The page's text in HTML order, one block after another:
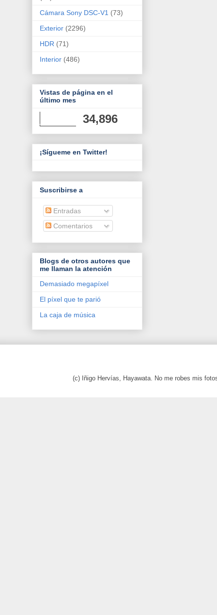
Cámara Sony DSC-V1 (73)
Exterior (2296)
HDR (71)
Interior (486)
Vistas de página en el
último mes
34,896
¡Sígueme en Twitter!
Suscribirse a
Entradas
Comentarios
Blogs de otros autores que
me llaman la atención
Demasiado megapíxel
El píxel que te parió
La caja de música
(c) Iñigo Hervías, Hayawata. No me robes mis